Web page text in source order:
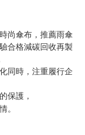
尚傘布，推薦雨傘
合格減碳回收再製
同時，注重履行企
保護，
情。